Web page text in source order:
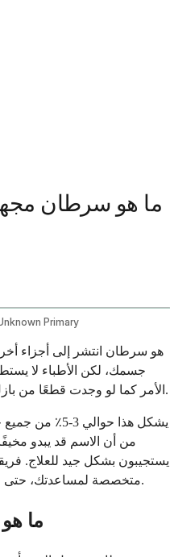
ما هو سرطان
Primary
جسمك، لكن الأطباء لا
الأمر كما لو وجدت قطعًا من بازل مبعثرة دون معرفة الصورة الأصلية.
يشكل هذا
من أن الاسم قد يبدو
متخصصة لمساعدتك، حتى عندما يبقى المصدر الأصلي غير واضح.
ما